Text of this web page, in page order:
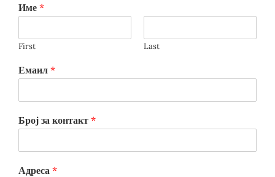
Име *
First Last
Емаил *
Број за контакт *
Адреса *